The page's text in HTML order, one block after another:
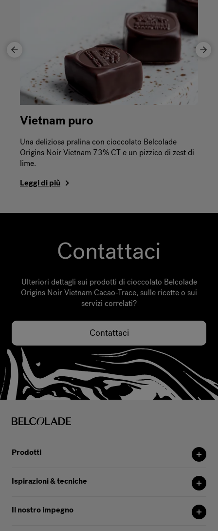
Vietnam puro
Una deliziosa pralina con cioccolato Belcolade
Origins Noir Vietnam 73% CT e un pizzico di zest di
lime.
Leggi di più
Contattaci
Ulteriori dettagli sui prodotti di cioccolato Belcolade
Origins Noir Vietnam Cacao-Trace, sulle ricette o sui
servizi correlati?
Contattaci
Prodotti
Ispirazioni & tecniche
Il nostro impegno